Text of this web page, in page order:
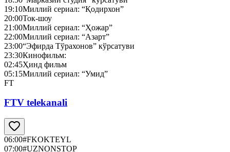
19:10Миллий сериал: “Қодирхон”
20:00Ток-шоу
21:00Миллий сериал: “Ҳожар”
22:00Миллий сериал: “Азарт”
23:00“Эфирда Тўрахонов” кўрсатуви
23:30Кинофильм:
02:45Ҳинд фильм
05:15Миллий сериал: “Умид”
FT
FTV telekanali
06:00#FKOKTEYL
07:00#UZNONSTOP